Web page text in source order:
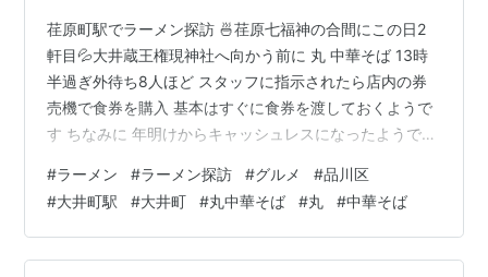
荏原町駅でラーメン探訪 🍜荏原七福神の合間にこの日2
軒目💦大井蔵王権現神社へ向かう前に 丸 中華そば 13時
半過ぎ外待ち8人ほど スタッフに指示されたら店内の券
売機で食券を購入 基本はすぐに食券を渡しておくようで
す ちなみに 年明けからキャッシュレスになったようで交
らは早く5分程度で着丼 ※後客には着席してすぐ着丼もあ
りましたオーダーしたのは基本の中華そば(醤油) 麺は中
太/細麺が選べて中太に モチっと弾力のある麺が抜群に美
味しい😋 塩味を抑えながら動物系のパンチに醤油がキリ
#ラーメン #ラーメン探訪 #グルメ #品川区
#大井町駅 #大井町 #丸中華そば #丸 #中華そば